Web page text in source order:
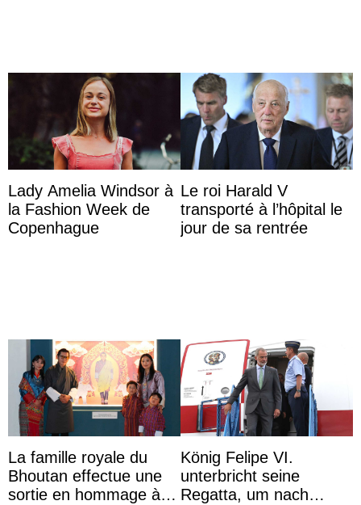
Lady Amelia Windsor à
la Fashion Week de
Copenhague
Le roi Harald V
transporté à l’hôpital le
jour de sa rentrée
La famille royale du
Bhoutan effectue une
sortie en hommage à
König Felipe VI.
unterbricht seine
Regatta, um nach